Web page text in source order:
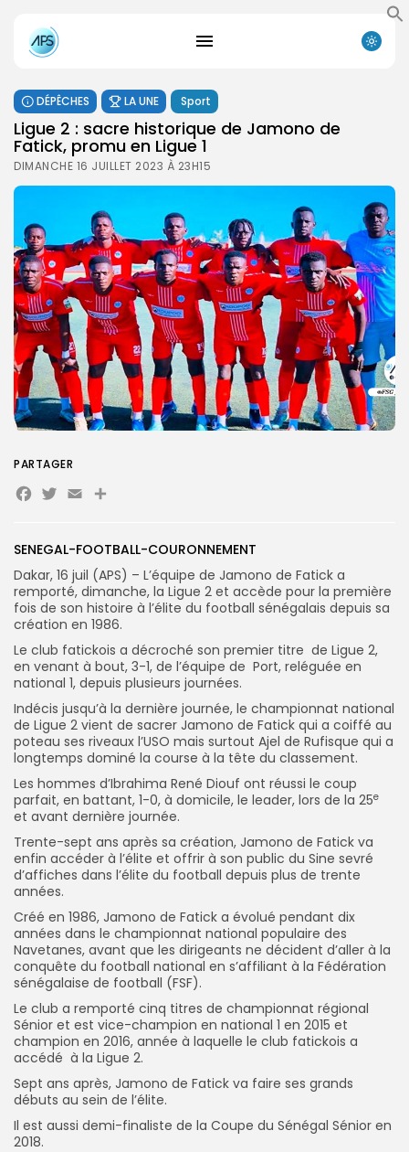
for:
DÉPÊCHES LA UNE Sport
Ligue 2 : sacre historique de Jamono de
Fatick, promu en Ligue 1
DIMANCHE 16 JUILLET 2023 À 23H15
SENEGAL-FOOTBALL-COURONNEMENT
Dakar, 16 juil (APS) – L’équipe de Jamono de Fatick a
remporté, dimanche, la Ligue 2 et accède pour la première
fois de son histoire à l’élite du football sénégalais depuis sa
création en 1986.
Le club fatickois a décroché son premier titre de Ligue 2,
en venant à bout, 3-1, de l’équipe de Port, reléguée en
national 1, depuis plusieurs journées.
Indécis jusqu’à la dernière journée, le championnat national
de Ligue 2 vient de sacrer Jamono de Fatick qui a coiffé au
poteau ses riveaux l’USO mais surtout Ajel de Rufisque qui a
longtemps dominé la course à la tête du classement.
Les hommes d’Ibrahima René Diouf ont réussi le coup
parfait, en battant, 1-0, à domicile, le leader, lors de la 25e
et avant dernière journée.
Trente-sept ans après sa création, Jamono de Fatick va
enfin accéder à l’élite et offrir à son public du Sine sevré
d’affiches dans l’élite du football depuis plus de trente
années.
Créé en 1986, Jamono de Fatick a évolué pendant dix
années dans le championnat national populaire des
Navetanes, avant que les dirigeants ne décident d’aller à la
conquête du football national en s’affiliant à la Fédération
sénégalaise de football (FSF).
Le club a remporté cinq titres de championnat régional
Sénior et est vice-champion en national 1 en 2015 et
champion en 2016, année à laquelle le club fatickois a
accédé à la Ligue 2.
Sept ans après, Jamono de Fatick va faire ses grands
débuts au sein de l’élite.
Il est aussi demi-finaliste de la Coupe du Sénégal Sénior en
2018.
PARTAGER
Facebook
Twitter
EmailPartager